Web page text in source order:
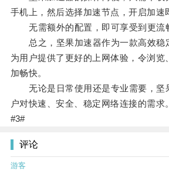
手机上，然后选择加速节点，开启加速
无需额外的配置，即可享受到更流
总之，坚果加速器作为一款高效稳
为用户提供了更好的上网体验，令浏览
加畅快。
无论是日常使用还是专业需要，坚
户对快速、安全、稳定网络连接的需求。
#3#
评论
游客